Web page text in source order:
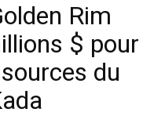
Rim
$ pour
du